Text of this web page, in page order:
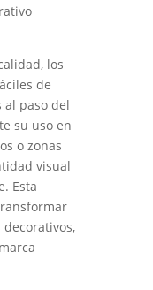
los
de
al paso del
su uso en
o zonas
visual
Esta